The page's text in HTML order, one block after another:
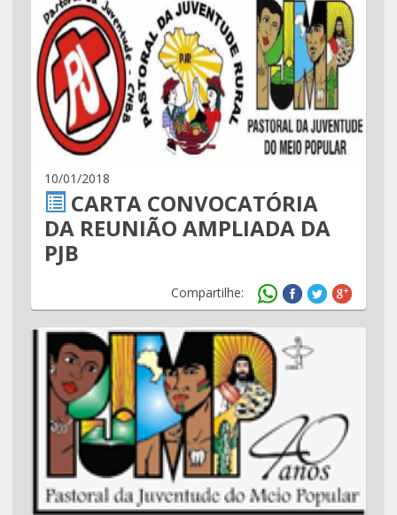
10/01/2018
CARTA CONVOCATÓRIA
DA REUNIÃO AMPLIADA DA
PJB
Compartilhe: